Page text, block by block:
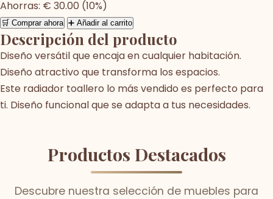
Ahorras: € 30.00 (10%)
🛒 Comprar ahora ➕ Añadir al carrito
Descripción del producto
Diseño versátil que encaja en cualquier habitación.
Diseño atractivo que transforma los espacios.
Este radiador toallero lo más vendido es perfecto para
ti. Diseño funcional que se adapta a tus necesidades.
Productos Destacados
Descubre nuestra selección de muebles para